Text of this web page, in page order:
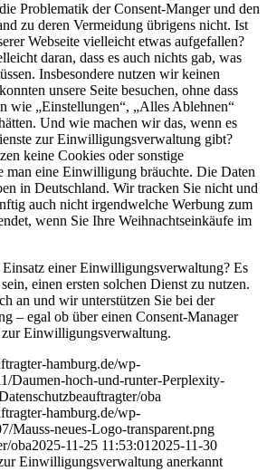
Problematik der Consent-Manger und den
zu deren Vermeidung übrigens nicht. Ist
Webseite vielleicht etwas aufgefallen?
daran, dass es auch nichts gab, was
Insbesondere nutzen wir keinen
unsere Seite besuchen, ohne dass
wie „Einstellungen“, „Alles Ablehnen“
Und wie machen wir das, wenn es
zur Einwilligungsverwaltung gibt?
keine Cookies oder sonstige
man eine Einwilligung bräuchte. Die Daten
in Deutschland. Wir tracken Sie nicht und
auch nicht irgendwelche Werbung zum
wenn Sie Ihre Weihnachtseinkäufe im
Einsatz einer Einwilligungsverwaltung? Es
einen ersten solchen Dienst zu nutzen.
an und wir unterstützen Sie bei der
– egal ob über einen Consent-Manager
Einwilligungsverwaltung.
hamburg.de/wp-
Daumen-hoch-und-runter-Perplexity-
oba
hamburg.de/wp-
Mauss-neues-Logo-transparent.png
oba2025-11-25 11:53:01 2025-11-30
Einwilligungsverwaltung anerkannt